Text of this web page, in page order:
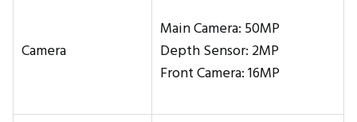
Camera
Main Camera: 50MP
Depth Sensor: 2MP
Front Camera: 16MP